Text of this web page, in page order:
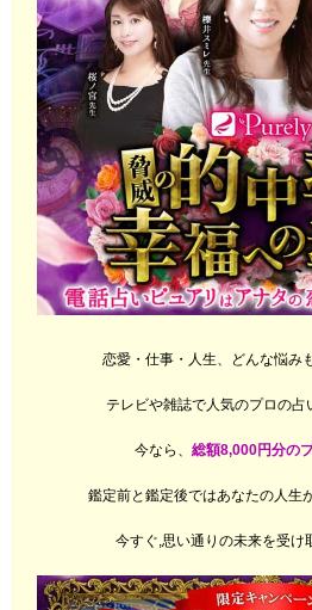
恋愛・仕事・人生、どんな悩み
テレビや雑誌で人気のプロの占
今なら、 総額8,000円分の
鑑定前と鑑定後ではあなたの人生
今すぐ,思い通りの未来を受け